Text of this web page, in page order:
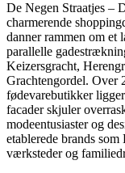
De Negen Straatjes –
charmerende
danner rammen om
parallelle
Keizersgracht,
Grachtengordel. Over
fødevarebutikker
facader skjuler
modeentusiaster og
etablerede brands
værksteder og